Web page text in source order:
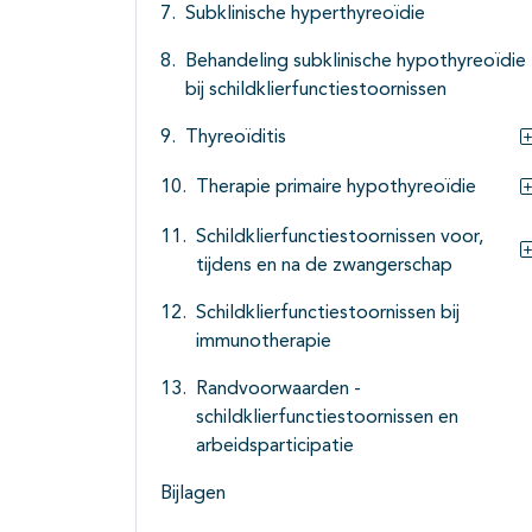
Subklinische hyperthyreoïdie
Behandeling subklinische hypothyreoïdie
bij schildklierfunctiestoornissen
Thyreoïditis
Therapie primaire hypothyreoïdie
Schildklierfunctiestoornissen voor,
tijdens en na de zwangerschap
Schildklierfunctiestoornissen bij
immunotherapie
Randvoorwaarden -
schildklierfunctiestoornissen en
arbeidsparticipatie
Bijlagen